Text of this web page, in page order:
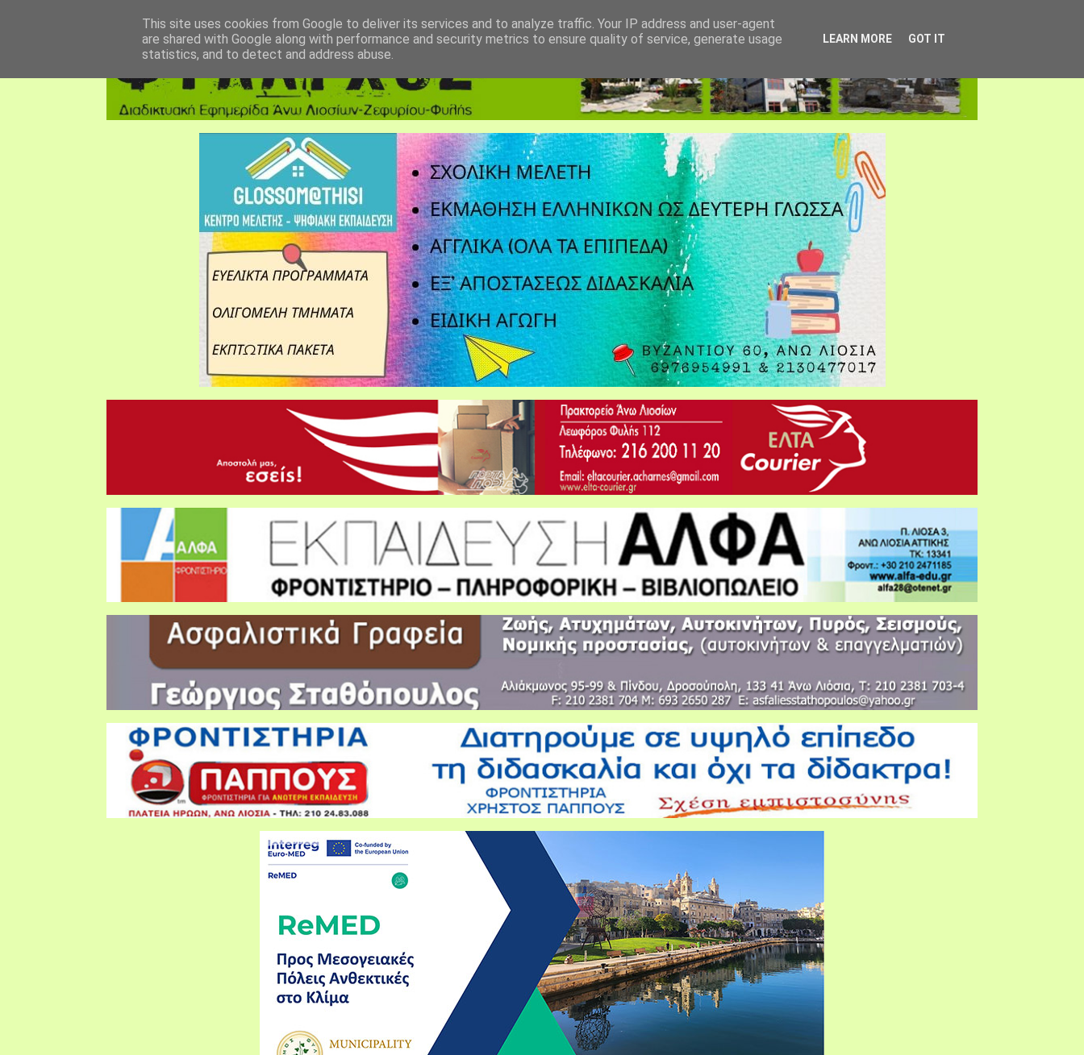
This site uses cookies from Google to deliver its services and to analyze traffic. Your IP address and user-agent
are shared with Google along with performance and security metrics to ensure quality of service, generate usage
statistics, and to detect and address abuse.
LEARN MORE GOT IT